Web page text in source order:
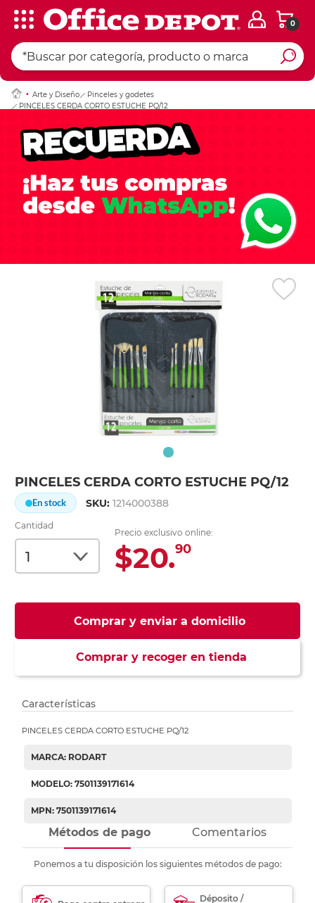
0
Arte y Diseño
Pinceles y godetes
PINCELES CERDA CORTO ESTUCHE PQ/12
PINCELES CERDA CORTO ESTUCHE PQ/12
En stock SKU:1214000388
Cantidad
Precio exclusivo online:
$20.90
Comprar y enviar a domicilio
Comprar y recoger en tienda
Ingresar Codigo
Características
PINCELES CERDA CORTO ESTUCHE PQ/12
MARCA: RODART
MODELO: 7501139171614
MPN: 7501139171614
Métodos de pago Comentarios
Ponemos a tu disposición los siguientes métodos de pago:
Déposito /